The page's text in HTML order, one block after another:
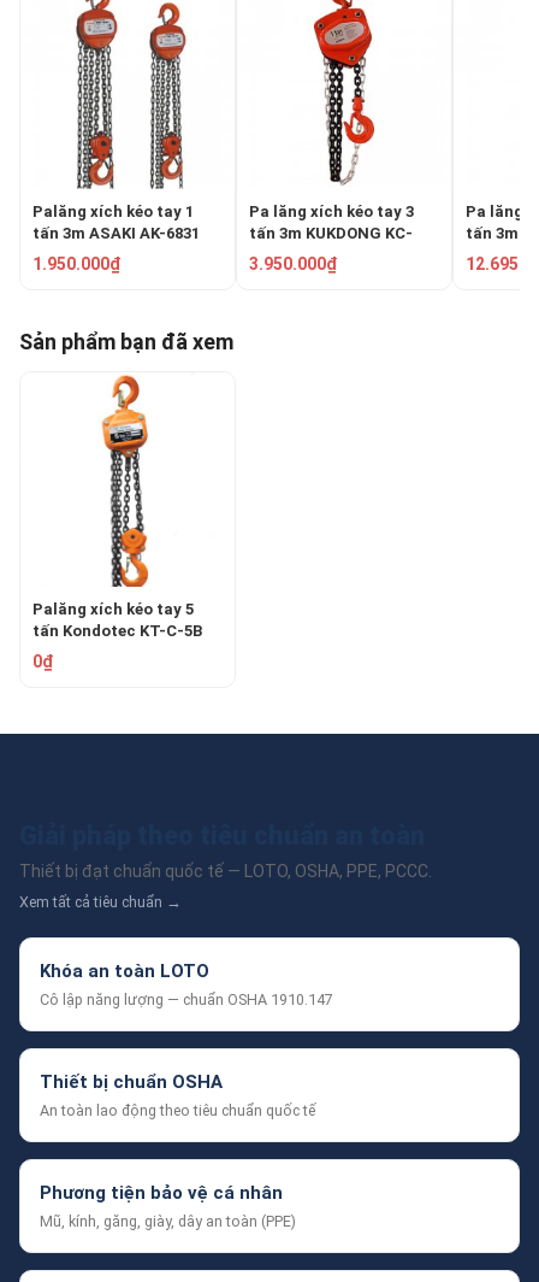
Palăng xích kéo tay 1
tấn 3m ASAKI AK-6831
1.950.000₫
Pa lăng xích kéo tay 3
tấn 3m KUKDONG KC-
70A-3T
3.950.000₫
Pa lăng
tấn 3m
70A-10T
Sản phẩm bạn đã xem
Palăng xích kéo tay 5
tấn Kondotec KT-C-5B
0₫
Thiết bị đạt chuẩn quốc tế — LOTO, OSHA, PPE, PCCC.
Xem tất cả tiêu chuẩn →
Khóa an toàn LOTO
Cô lập năng lượng — chuẩn OSHA 1910.147
Thiết bị chuẩn OSHA
An toàn lao động theo tiêu chuẩn quốc tế
Phương tiện bảo vệ cá nhân
Mũ, kính, găng, giày, dây an toàn (PPE)